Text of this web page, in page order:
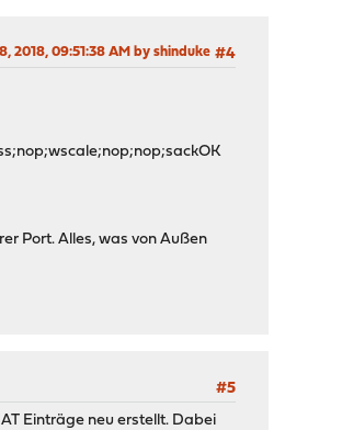
#4
2018, 09:51:38 AM by shinduke
Port. Alles, was von Außen
#5
Einträge neu erstellt. Dabei